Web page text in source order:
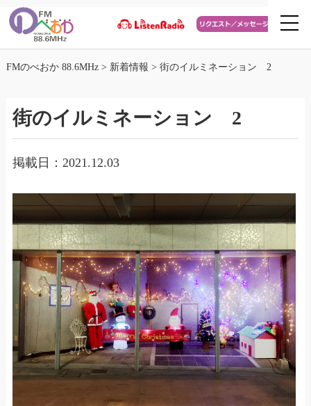
FMのべおか 88.6MHz> 新着情報 > 街のイルミネーション 2
街のイルミネーション 2
掲載日：2021.12.03